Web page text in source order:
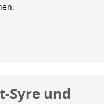
Syre und